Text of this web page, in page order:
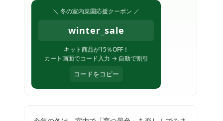
＼ 冬の室内菜園応援クーポン ／
winter_sale
キット商品が15％OFF！
カート画面でコード入力 → 自動で割引
コードをコピー